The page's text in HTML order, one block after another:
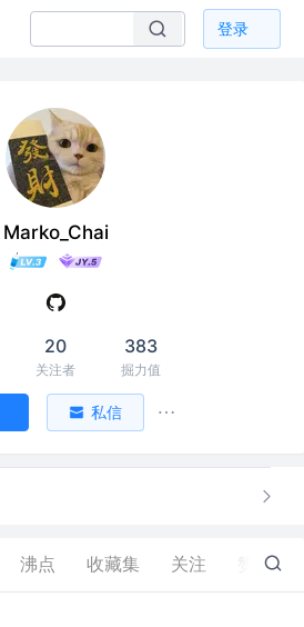
登录
Marko_Chai
20
关注者
383
掘力值
私信
沸点 收藏集 关注 41